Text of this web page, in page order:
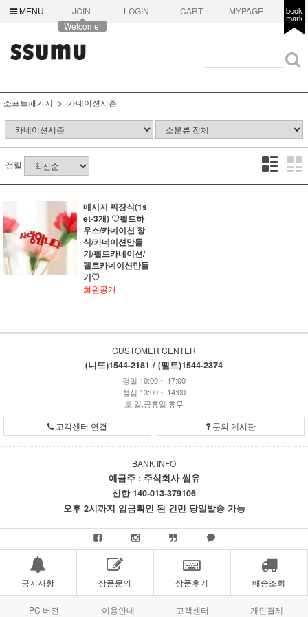
MENU
JOIN
Welcome!
LOGIN CART MYPAGE book
mark
소프트패키지 카네이션시즌
정렬
메시지 픽장식(1s
et-3개) ♡펠트하
우스/카네이션 장
식/카네이션만들
기/펠트카네이션/
펠트카네이션만들
기♡
회원공개
CUSTOMER CENTER
(니뜨)1544-2181 / (펠트)1544-2374
평일 10:00 ~ 17:00
점심 13:00 ~ 14:00
토,일,공휴일 휴무
고객센터 연결 문의 게시판
BANK INFO
예금주 : 주식회사 썸유
신한 140-013-379106
오후 2시까지 입금확인 된 건만 당일발송 가능
공지사항 상품문의 상품후기 배송조회
PC 버전 이용안내 고객센터 개인결제